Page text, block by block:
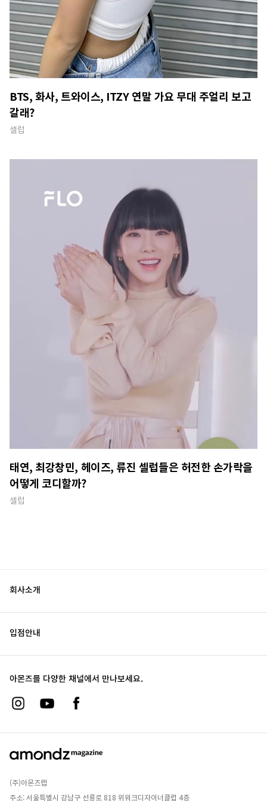
BTS, 화사, 트와이스, ITZY 연말 가요 무대 주얼리 보고
갈래?
셀럽
태연, 최강창민, 헤이즈, 류진 셀럽들은 허전한 손가락을
어떻게 코디할까?
셀럽
회사소개
입점안내
아몬즈를 다양한 채널에서 만나보세요.
(주)아몬즈랩
주소: 서울특별시 강남구 선릉로 818 위워크디자이너클럽 4층